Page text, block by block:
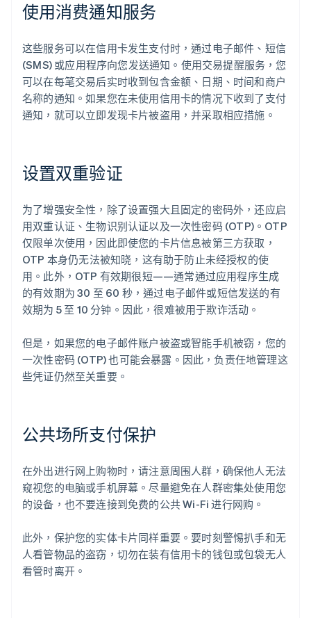
使用消费通知服务
这些服务可以在信用卡发生支付时，通过电子邮件、短信
(SMS) 或应用程序向您发送通知。使用交易提醒服务，您
可以在每笔交易后实时收到包含金额、日期、时间和商户
名称的通知。如果您在未使用信用卡的情况下收到了支付
通知，就可以立即发现卡片被盗用，并采取相应措施。
设置双重验证
为了增强安全性，除了设置强大且固定的密码外，还应启
用双重认证、生物识别认证以及一次性密码 (OTP)。OTP
仅限单次使用，因此即使您的卡片信息被第三方获取，
OTP 本身仍无法被知晓，这有助于防止未经授权的使
用。此外，OTP 有效期很短——通常通过应用程序生成
的有效期为 30 至 60 秒，通过电子邮件或短信发送的有
效期为 5 至 10 分钟。因此，很难被用于欺诈活动。
但是，如果您的电子邮件账户被盗或智能手机被窃，您的
一次性密码 (OTP) 也可能会暴露。因此，负责任地管理这
些凭证仍然至关重要。
公共场所支付保护
在外出进行网上购物时，请注意周围人群，确保他人无法
窥视您的电脑或手机屏幕。尽量避免在人群密集处使用您
的设备，也不要连接到免费的公共 Wi-Fi 进行网购。
此外，保护您的实体卡片同样重要。要时刻警惕扒手和无
人看管物品的盗窃，切勿在装有信用卡的钱包或包袋无人
看管时离开。